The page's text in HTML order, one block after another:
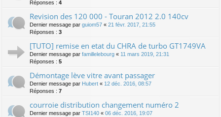
Réponses : 4
Revision des 120 000 - Touran 2012 2.0 140cv
Dernier message par guiom57 « 21 févr. 2017, 21:55
Réponses : 3
[TUTO] remise en etat du CHRA de turbo GT1749VA
Dernier message par famillelebourg « 11 mars 2019, 21:31
Réponses : 5
Démontage lève vitre avant passager
Dernier message par Hubert « 12 déc. 2016, 08:57
Réponses : 7
courroie distribution changement numéro 2
Dernier message par TSI140 « 06 déc. 2016, 19:07